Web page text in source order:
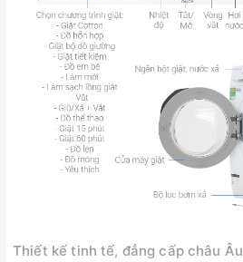
Thiết kế tinh tế, đẳng cấp châu Âu